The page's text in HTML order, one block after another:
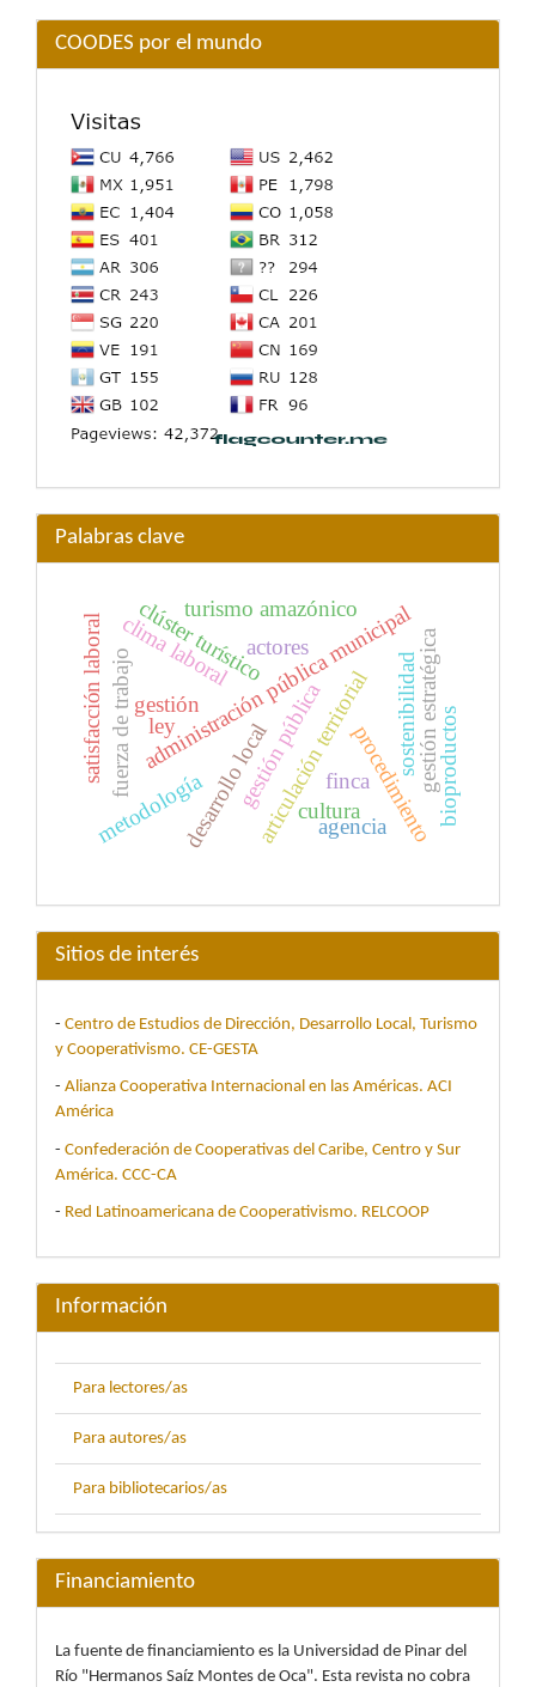
COODES por el mundo
Palabras clave
administración pública municipal
desarrollo local
fuerza de trabajo gestión pública
articulación territorial
clúster turístico
turismo amazónico
satisfacción laboral procedimiento
gestión
clima laboral
metodología
gestión estratégica
actores
cultura
agencia
sostenibilidad
ley bioproductos
finca
Sitios de interés
- Centro de Estudios de Dirección, Desarrollo Local, Turismo
y Cooperativismo. CE-GESTA
- Alianza Cooperativa Internacional en las Américas. ACI
América
- Confederación de Cooperativas del Caribe, Centro y Sur
América. CCC-CA
- Red Latinoamericana de Cooperativismo. RELCOOP
Información
Para lectores/as
Para autores/as
Para bibliotecarios/as
Financiamiento
La fuente de financiamiento es la Universidad de Pinar del
Río "Hermanos Saíz Montes de Oca". Esta revista no cobra